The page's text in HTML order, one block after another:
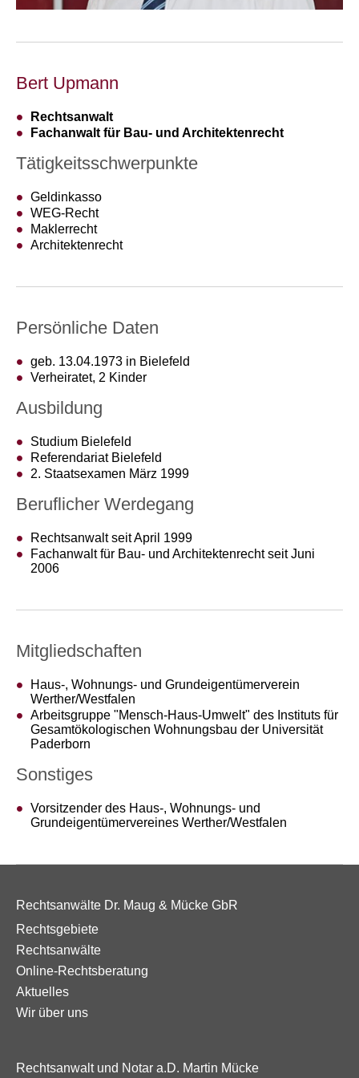
Bert Upmann
Rechtsanwalt
Fachanwalt für Bau- und Architektenrecht
Tätigkeitsschwerpunkte
Geldinkasso
WEG-Recht
Maklerrecht
Architektenrecht
Persönliche Daten
geb. 13.04.1973 in Bielefeld
Verheiratet, 2 Kinder
Ausbildung
Studium Bielefeld
Referendariat Bielefeld
2. Staatsexamen März 1999
Beruflicher Werdegang
Rechtsanwalt seit April 1999
Fachanwalt für Bau- und Architektenrecht seit Juni
2006
Mitgliedschaften
Haus-, Wohnungs- und Grundeigentümerverein
Werther/Westfalen
Arbeitsgruppe "Mensch-Haus-Umwelt" des Instituts für
Gesamtökologischen Wohnungsbau der Universität
Paderborn
Sonstiges
Vorsitzender des Haus-, Wohnungs- und
Grundeigentümervereines Werther/Westfalen
Rechtsanwälte Dr. Maug & Mücke GbR
Rechtsgebiete
Rechtsanwälte
Online-Rechtsberatung
Aktuelles
Wir über uns
Rechtsanwalt und Notar a.D. Martin Mücke